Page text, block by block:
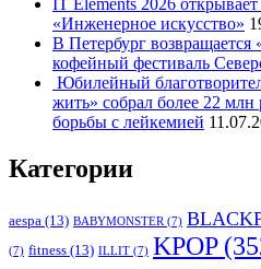
IT Elements 2026
«Инженерное искусство»
В Петербург
кофейный фестиваль
Юбилейный
жить» собрал более 22
борьбы с лейкемией
Категории
aespa (13) BABYMONSTER (7)
(7) fitness (13) ILLIT (7) KPOP